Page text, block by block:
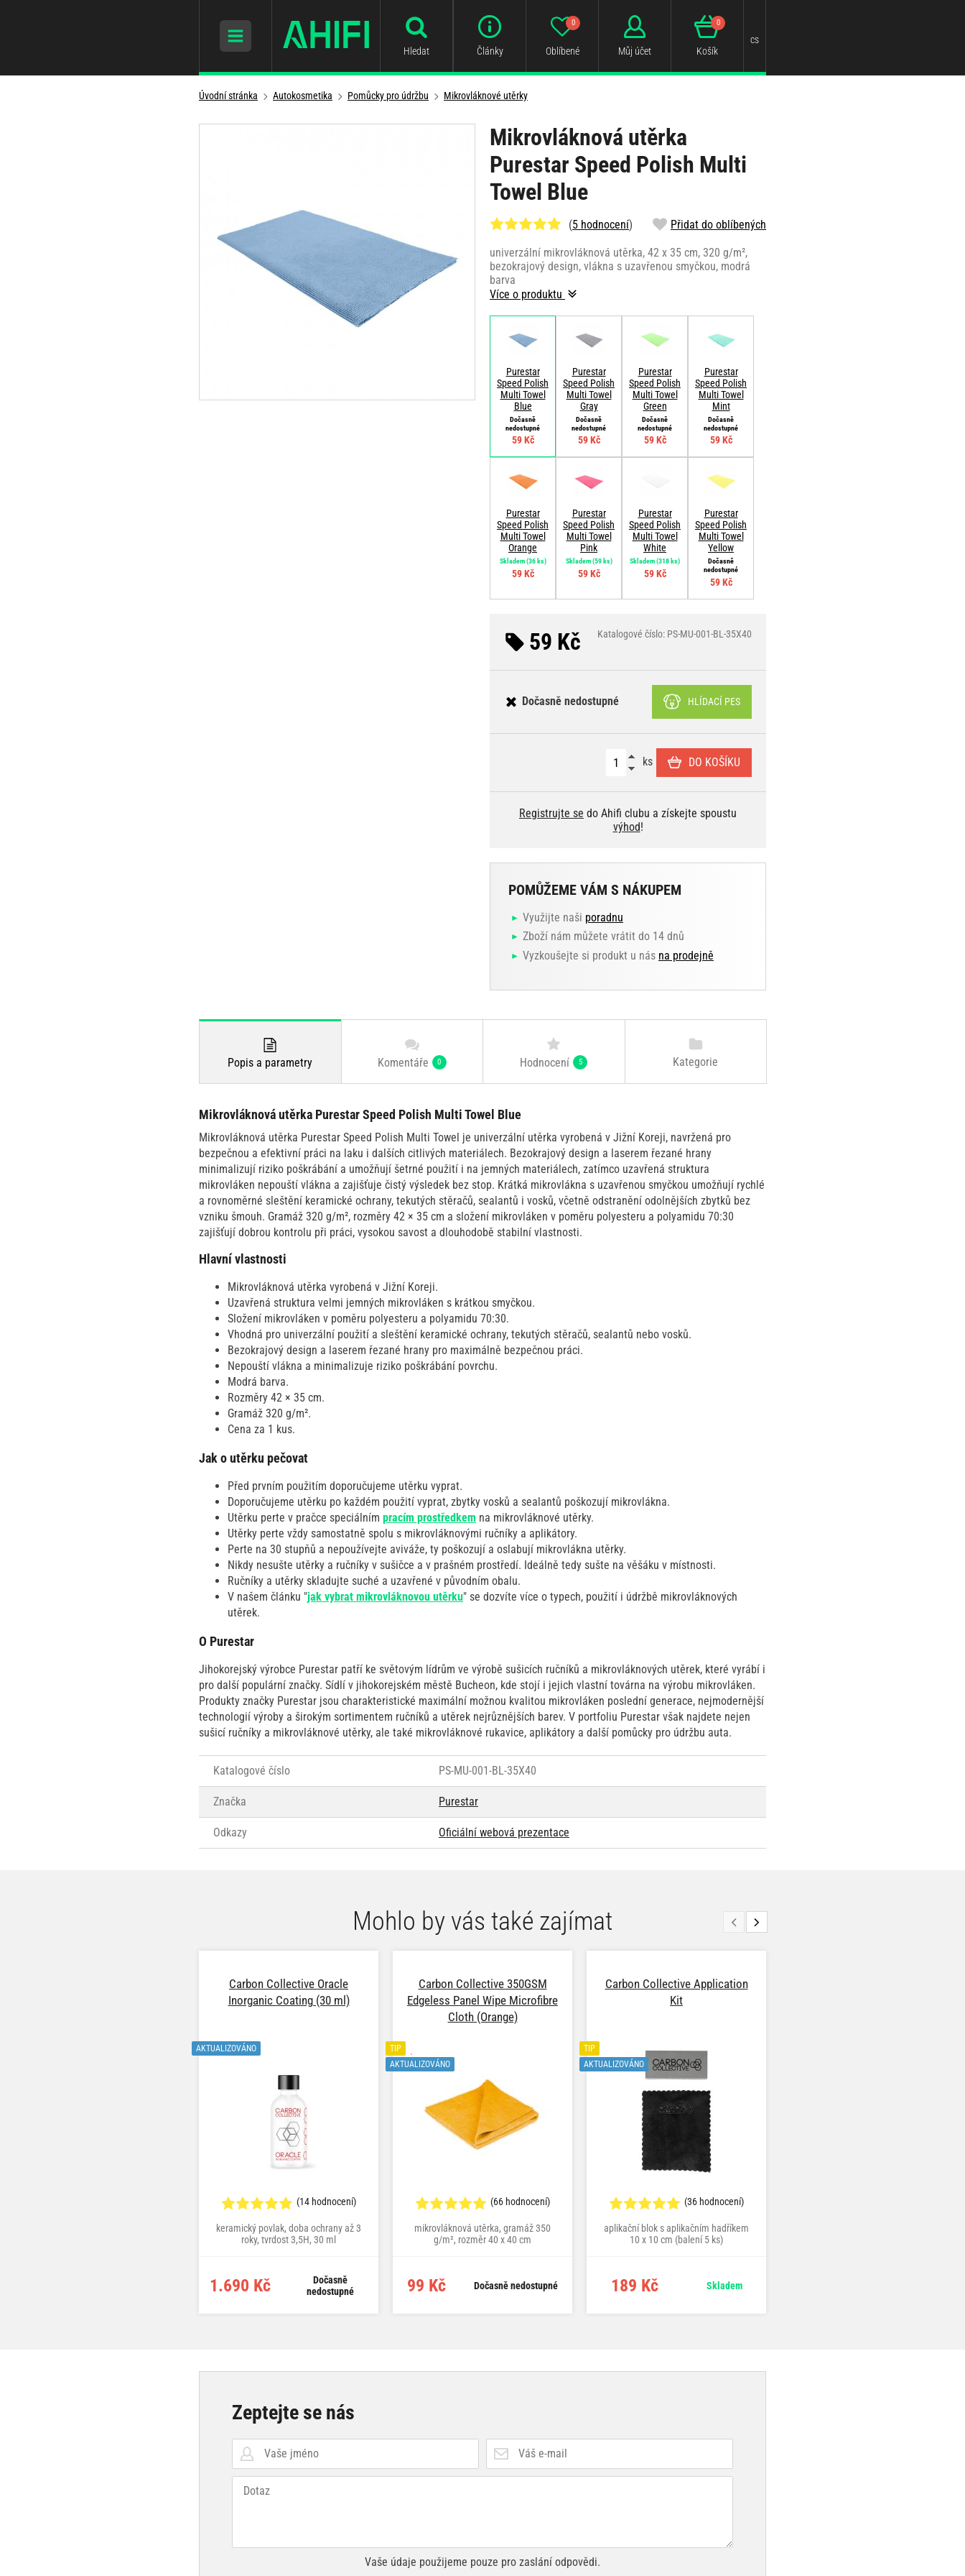
Hledat Články Oblíbené
0
Můj účet Košík
0
cs
Úvodní stránka Autokosmetika Pomůcky pro údržbu Mikrovláknové utěrky
Mikrovláknová utěrka
Purestar Speed Polish Multi
Towel Blue
(5 hodnocení) Přidat do oblíbených
univerzální mikrovláknová utěrka, 42 x 35 cm, 320 g/m²,
bezokrajový design, vlákna s uzavřenou smyčkou, modrá
barva
Více o produktu
Purestar
Speed Polish
Multi Towel
Blue
Dočasně
nedostupné
59 Kč
Purestar
Speed Polish
Multi Towel
Gray
Dočasně
nedostupné
59 Kč
Purestar
Speed Polish
Multi Towel
Green
Dočasně
nedostupné
59 Kč
Purestar
Speed Polish
Multi Towel
Mint
Dočasně
nedostupné
59 Kč
Purestar
Speed Polish
Multi Towel
Orange
Skladem(36 ks)
59 Kč
Purestar
Speed Polish
Multi Towel
Pink
Skladem(59 ks)
59 Kč
Purestar
Speed Polish
Multi Towel
White
Skladem(318 ks)
59 Kč
Purestar
Speed Polish
Multi Towel
Yellow
Dočasně
nedostupné
59 Kč
59 Kč Katalogové číslo: PS-MU-001-BL-35X40
Dočasně nedostupné HLÍDACÍ PES
ks DO KOŠÍKU
Registrujte se do Ahifi clubu a získejte spoustu
výhod!
POMŮŽEME VÁM S NÁKUPEM
Využijte naši poradnu
Zboží nám můžete vrátit do 14 dnů
Vyzkoušejte si produkt u nás na prodejně
Popis a parametry Komentáře 0 Hodnocení 5 Kategorie
Mikrovláknová utěrka Purestar Speed Polish Multi Towel Blue
Mikrovláknová utěrka Purestar Speed Polish Multi Towel je univerzální utěrka vyrobená v Jižní Koreji, navržená pro
bezpečnou a efektivní práci na laku i dalších citlivých materiálech. Bezokrajový design a laserem řezané hrany
minimalizují riziko poškrábání a umožňují šetrné použití i na jemných materiálech, zatímco uzavřená struktura
mikrovláken nepouští vlákna a zajišťuje čistý výsledek bez stop. Krátká mikrovlákna s uzavřenou smyčkou umožňují rychlé
a rovnoměrné sleštění keramické ochrany, tekutých stěračů, sealantů i vosků, včetně odstranění odolnějších zbytků bez
vzniku šmouh. Gramáž 320 g/m², rozměry 42 × 35 cm a složení mikrovláken v poměru polyesteru a polyamidu 70:30
zajišťují dobrou kontrolu při práci, vysokou savost a dlouhodobě stabilní vlastnosti.
Hlavní vlastnosti
Mikrovláknová utěrka vyrobená v Jižní Koreji.
Uzavřená struktura velmi jemných mikrovláken s krátkou smyčkou.
Složení mikrovláken v poměru polyesteru a polyamidu 70:30.
Vhodná pro univerzální použití a sleštění keramické ochrany, tekutých stěračů, sealantů nebo vosků.
Bezokrajový design a laserem řezané hrany pro maximálně bezpečnou práci.
Nepouští vlákna a minimalizuje riziko poškrábání povrchu.
Modrá barva.
Rozměry 42 × 35 cm.
Gramáž 320 g/m².
Cena za 1 kus.
Jak o utěrku pečovat
Před prvním použitím doporučujeme utěrku vyprat.
Doporučujeme utěrku po každém použití vyprat, zbytky vosků a sealantů poškozují mikrovlákna.
Utěrku perte v pračce speciálním pracím prostředkem na mikrovláknové utěrky.
Utěrky perte vždy samostatně spolu s mikrovláknovými ručníky a aplikátory.
Perte na 30 stupňů a nepoužívejte aviváže, ty poškozují a oslabují mikrovlákna utěrky.
Nikdy nesušte utěrky a ručníky v sušičce a v prašném prostředí. Ideálně tedy sušte na věšáku v místnosti.
Ručníky a utěrky skladujte suché a uzavřené v původním obalu.
V našem článku "jak vybrat mikrovláknovou utěrku" se dozvíte více o typech, použití i údržbě mikrovláknových
utěrek.
O Purestar
Jihokorejský výrobce Purestar patří ke světovým lídrům ve výrobě sušicích ručníků a mikrovláknových utěrek, které vyrábí i
pro další populární značky. Sídlí v jihokorejském městě Bucheon, kde stojí i jejich vlastní továrna na výrobu mikrovláken.
Produkty značky Purestar jsou charakteristické maximální možnou kvalitou mikrovláken poslední generace, nejmodernější
technologií výroby a širokým sortimentem ručníků a utěrek nejrůznějších barev. V portfoliu Purestar však najdete nejen
sušicí ručníky a mikrovláknové utěrky, ale také mikrovláknové rukavice, aplikátory a další pomůcky pro údržbu auta.
Katalogové číslo PS-MU-001-BL-35X40
Značka Purestar
Odkazy Oficiální webová prezentace
Mohlo by vás také zajímat
Carbon Collective Oracle
Inorganic Coating (30 ml)
AKTUALIZOVÁNO
(14 hodnocení)
keramický povlak, doba ochrany až 3
roky, tvrdost 3,5H, 30 ml
1.690 Kč
Dočasně
nedostupné
Carbon Collective 350GSM
Edgeless Panel Wipe Microfibre
Cloth (Orange)
TIP
AKTUALIZOVÁNO
(66 hodnocení)
mikrovláknová utěrka, gramáž 350
g/m², rozměr 40 x 40 cm
99 Kč Dočasně nedostupné
Carbon Collective Application
Kit
TIP
AKTUALIZOVÁNO
(36 hodnocení)
aplikační blok s aplikačním hadříkem
10 x 10 cm (balení 5 ks)
189 Kč Skladem
Zeptejte se nás
Vaše údaje použijeme pouze pro zaslání odpovědi.